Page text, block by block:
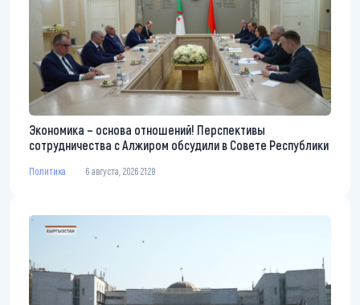
Экономика – основа отношений! Перспективы
сотрудничества с Алжиром обсудили в Совете Республики
Политика 6 августа, 2026 21:28